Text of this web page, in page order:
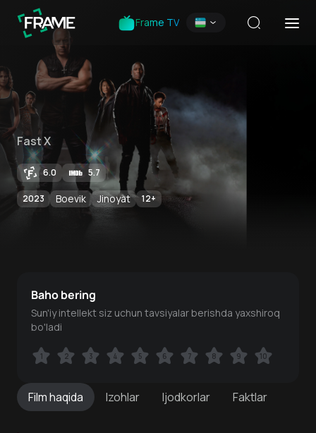
Frame TV
Fast X
6.0 5.7
2023 Boevik Jinoyat 12+
Filmhaqida Izohlar Ijodkorlar Faktlar
Baho bering
Sun'iy intellekt siz uchun tavsiyalar berishda yaxshiroq
bo'ladi
1 2 3 4 5 6 7 8 9 10
1 2 3 4 5 6 7 8 9 10